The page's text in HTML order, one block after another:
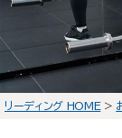
リーディング HOME>